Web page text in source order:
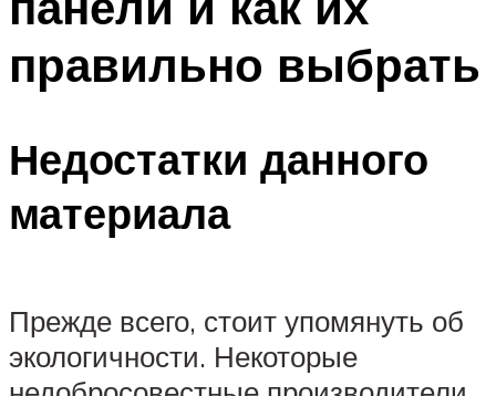
правильно выбрать
Недостатки данного
материала
Прежде всего, стоит упомянуть об
экологичности. Некоторые